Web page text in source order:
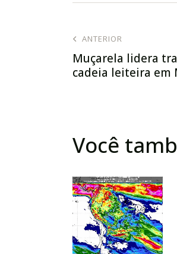
ANTERIOR
Muçarela lidera
cadeia leiteira em
Você